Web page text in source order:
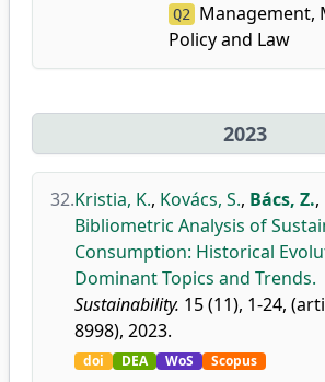
Q2
Management,
Policy and Law
2023
32.Kristia, K., Kovács, S., Bács, Z.,
Bibliometric Analysis of
Consumption: Historical
Dominant Topics and Trends.
Sustainability. 15 (11), 1-24,
8998), 2023.
doi DEA WoS Scopus